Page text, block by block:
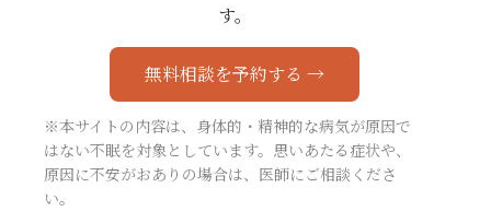
す。
無料相談を予約する →
※本サイトの内容は、身体的・精神的な病気が原因で
はない不眠を対象としています。思いあたる症状や、
原因に不安がおありの場合は、医師にご相談くださ
い。